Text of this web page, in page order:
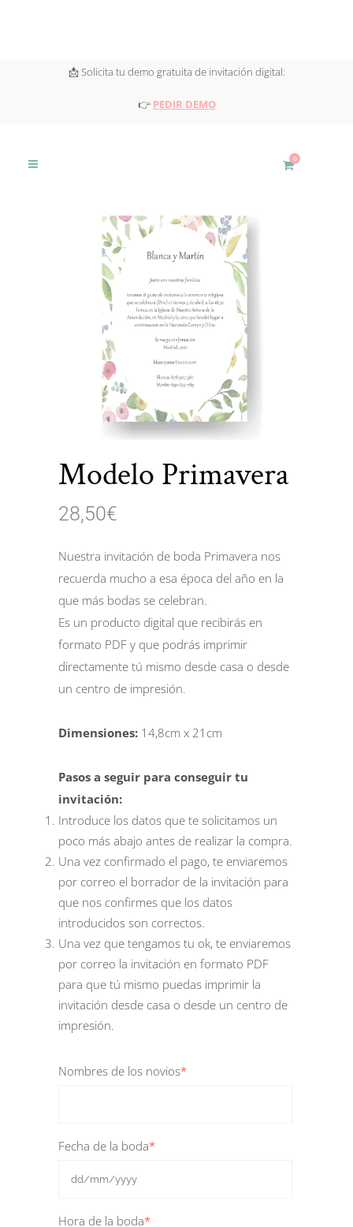
📩 Solicita tu demo gratuita de invitación digital:
👉 PEDIR DEMO
0
Modelo Primavera
28,50€
Nuestra invitación de boda Primavera nos
recuerda mucho a esa época del año en la
que más bodas se celebran.
Es un producto digital que recibirás en
formato PDF y que podrás imprimir
directamente tú mismo desde casa o desde
un centro de impresión.
Dimensiones: 14,8cm x 21cm
Pasos a seguir para conseguir tu
invitación:
Introduce los datos que te solicitamos un
poco más abajo antes de realizar la compra.
Una vez confirmado el pago, te enviaremos
por correo el borrador de la invitación para
que nos confirmes que los datos
introducidos son correctos.
Una vez que tengamos tu ok, te enviaremos
por correo la invitación en formato PDF
para que tú mismo puedas imprimir la
invitación desde casa o desde un centro de
impresión.
Nombres de los novios*
Fecha de la boda*
Hora de la boda*